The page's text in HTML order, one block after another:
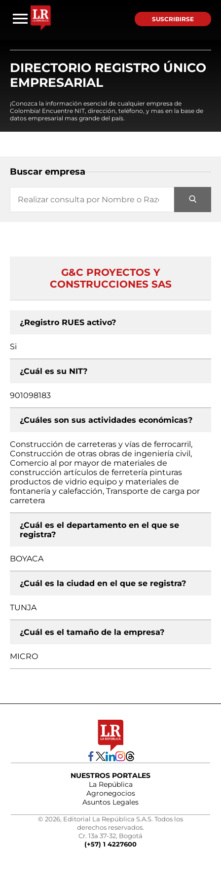
SUSCRIBIRSE
DIRECTORIO REGISTRO ÚNICO
EMPRESARIAL
¡Conozca la información esencial de cualquier empresa de
Colombia! Encuentre NIT, dirección, teléfono, y mas en la base de
datos empresarial mas grande del país.
Buscar empresa
G&C PROYECTOS Y
CONSTRUCCIONES SAS
¿Registro RUES activo?
Si
¿Cuál es su NIT?
901098183
¿Cuáles son sus actividades económicas?
Construcción de carreteras y vías de ferrocarril,
Construcción de otras obras de ingeniería civil,
Comercio al por mayor de materiales de
construcción artículos de ferretería pinturas
productos de vidrio equipo y materiales de
fontanería y calefacción, Transporte de carga por
carretera
¿Cuál es el departamento en el que se
registra?
BOYACA
¿Cuál es la ciudad en el que se registra?
TUNJA
¿Cuál es el tamaño de la empresa?
MICRO
NUESTROS PORTALES
La República
Agronegocios
Asuntos Legales
© 2026, Editorial La República S.A.S. Todos los
derechos reservados.
Cr. 13a 37-32, Bogotá
(+57) 1 4227600